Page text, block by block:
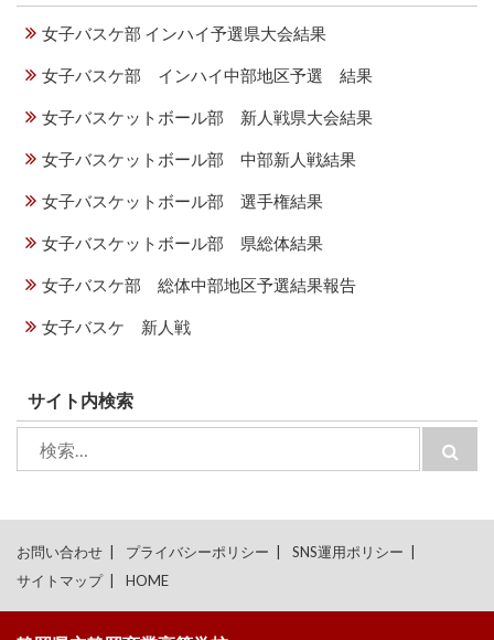
女子バスケ部 インハイ予選県大会結果
女子バスケ部 インハイ中部地区予選 結果
女子バスケットボール部 新人戦県大会結果
女子バスケットボール部 中部新人戦結果
女子バスケットボール部 選手権結果
女子バスケットボール部 県総体結果
女子バスケ部 総体中部地区予選結果報告
女子バスケ 新人戦
サイト内検索
索:
索
お問い合わせ プライバシーポリシー
SNS運用ポリシー
サイトマップ
HOME